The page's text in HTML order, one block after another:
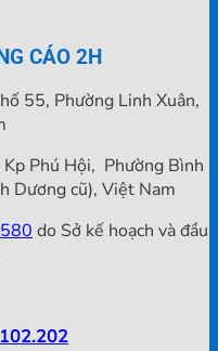
CÁO 2H
55, Phường Linh Xuân,
Phú Hội, Phường Bình
Dương cũ), Việt Nam
do Sở kế hoạch và đầu